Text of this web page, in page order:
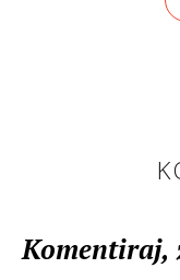
Komentiraj,